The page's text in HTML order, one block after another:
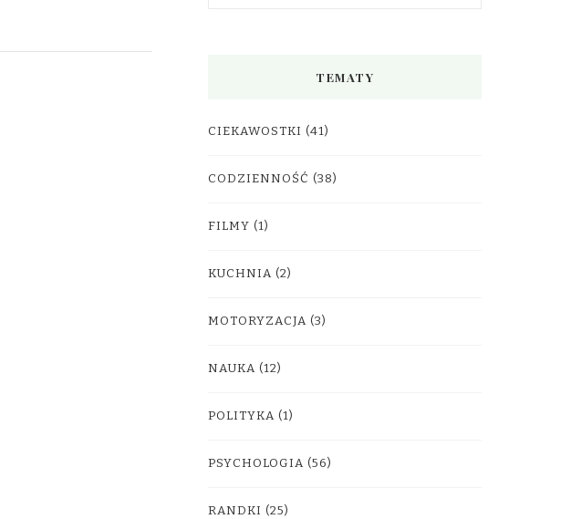
TEMATY
CIEKAWOSTKI (41)
CODZIENNOŚĆ (38)
FILMY (1)
KUCHNIA (2)
MOTORYZACJA (3)
NAUKA (12)
POLITYKA (1)
PSYCHOLOGIA (56)
RANDKI (25)